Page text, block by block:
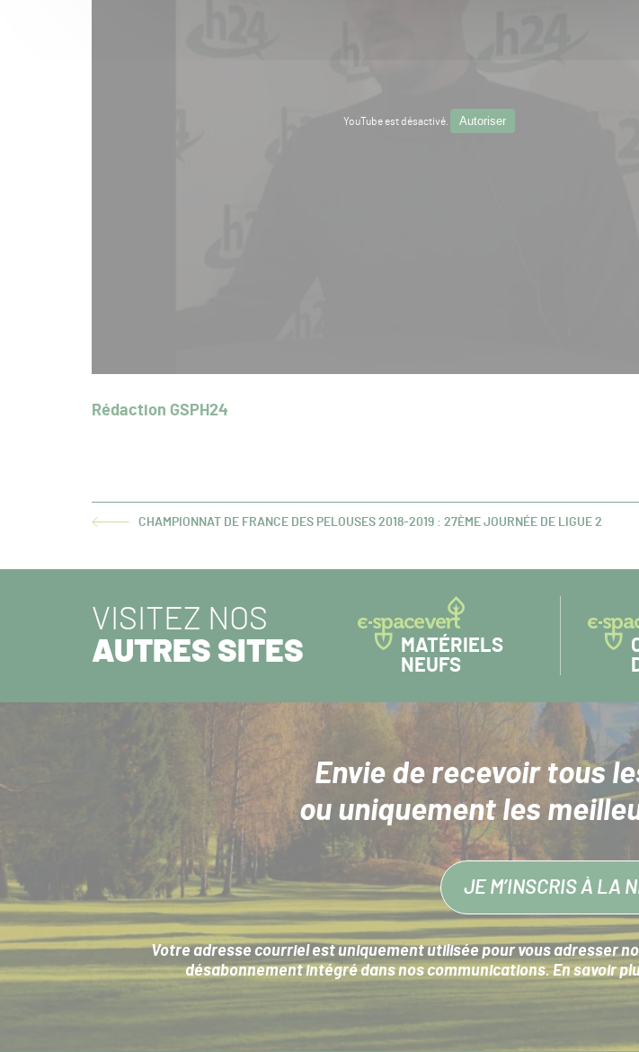
YouTube est désactivé. Autoriser
Rédaction GSPH24
ARTICLECHAMPIONNAT DE FRANCE DES PELOUSES 2018-2019 : 27ÈME JOURNÉE DE LIGUE 2
VISITEZ NOS
AUTRES SITES
MATÉRIELS
NEUFS
Envie de recevoir tous
ou uniquement les
JE M’INSCRIS À LA
Votre adresse courriel est uniquement utilisée pour vous adresser
désabonnement intégré dans nos communications. En savoir